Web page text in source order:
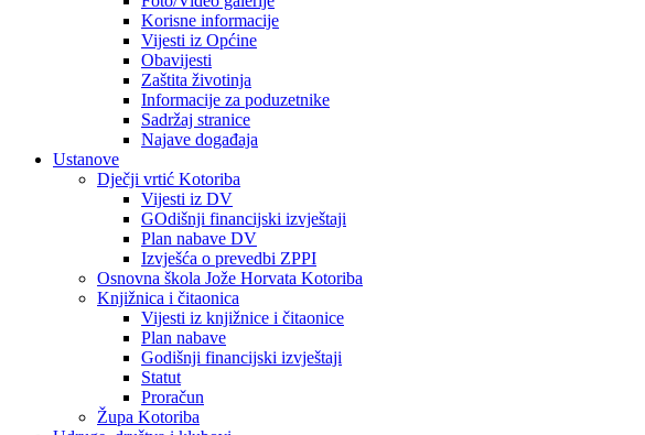
Korisne informacije
Vijesti iz Općine
Obavijesti
Zaštita životinja
Informacije za poduzetnike
Sadržaj stranice
Najave događaja
Ustanove
Dječji vrtić Kotoriba
Vijesti iz DV
GOdišnji financijski izvještaji
Plan nabave DV
Izvješća o prevedbi ZPPI
Osnovna škola Jože Horvata Kotoriba
Knjižnica i čitaonica
Vijesti iz knjižnice i čitaonice
Plan nabave
Godišnji financijski izvještaji
Statut
Proračun
Župa Kotoriba